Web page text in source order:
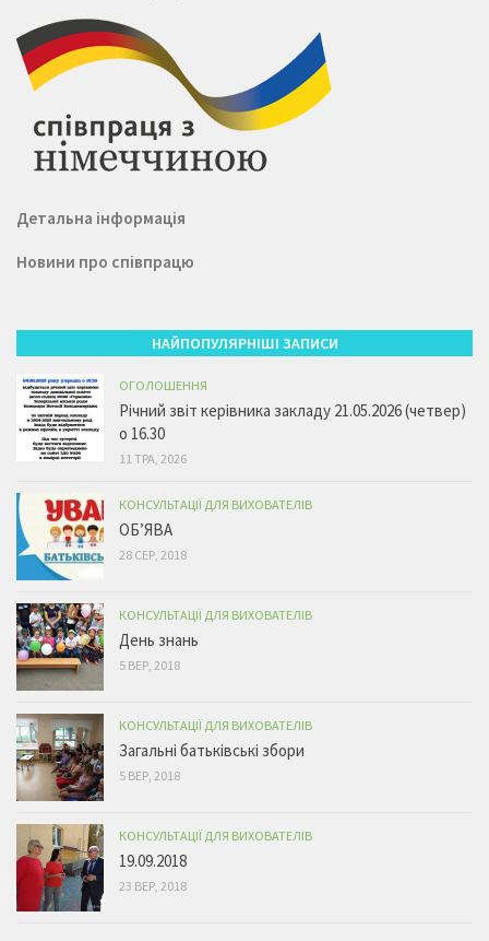
Детальна інформація
Новини про співпрацю
НАЙПОПУЛЯРНІШІ ЗАПИСИ
ОГОЛОШЕННЯ
Річний звіт керівника закладу 21.05.2026 (четвер)
о 16.30
11 ТРА, 2026
КОНСУЛЬТАЦІЇ ДЛЯ ВИХОВАТЕЛІВ
ОБ’ЯВА
28 СЕР, 2018
КОНСУЛЬТАЦІЇ ДЛЯ ВИХОВАТЕЛІВ
День знань
5 ВЕР, 2018
КОНСУЛЬТАЦІЇ ДЛЯ ВИХОВАТЕЛІВ
Загальні батьківські збори
5 ВЕР, 2018
КОНСУЛЬТАЦІЇ ДЛЯ ВИХОВАТЕЛІВ
19.09.2018
23 ВЕР, 2018